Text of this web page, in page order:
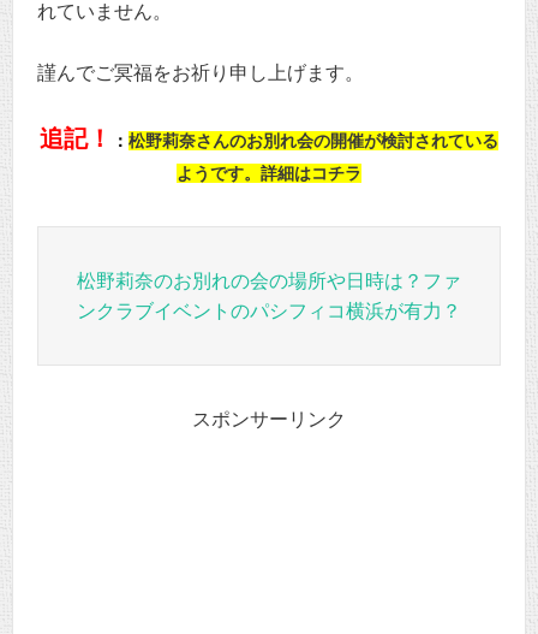
れていません。
謹んでご冥福をお祈り申し上げます。
追記！ ： 松野莉奈さんのお別れ会の開催が検討されている
ようです。詳細はコチラ
松野莉奈のお別れの会の場所や日時は？ファ
ンクラブイベントのパシフィコ横浜が有力？
スポンサーリンク